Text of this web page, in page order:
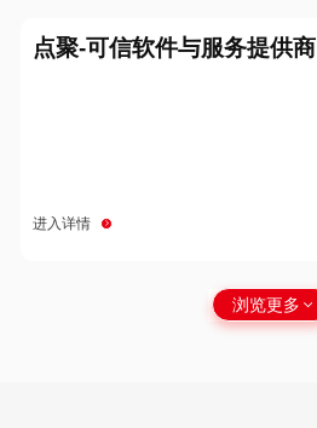
点聚-可信软件与服务提供商
进入详情
浏览更多